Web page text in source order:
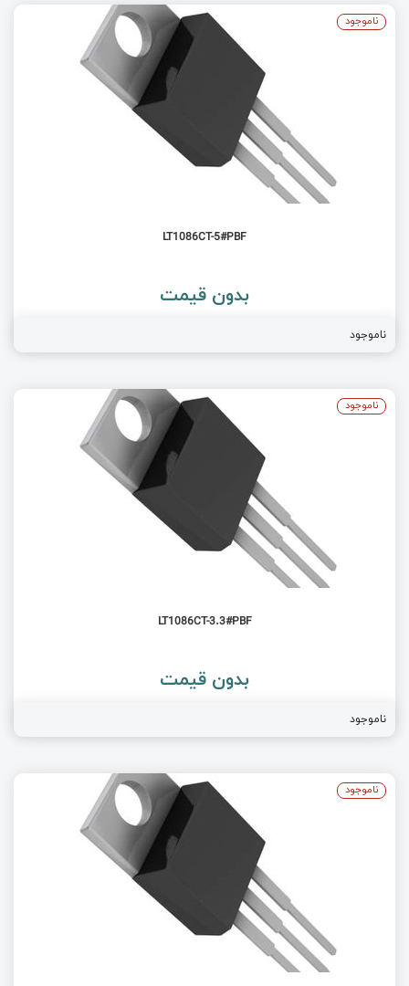
LT1086CT-5#PBF
بدون قیمت
ناموجود
ناموجود
LT1086CT-3.3#PBF
بدون قیمت
ناموجود
ناموجود
ناموجود